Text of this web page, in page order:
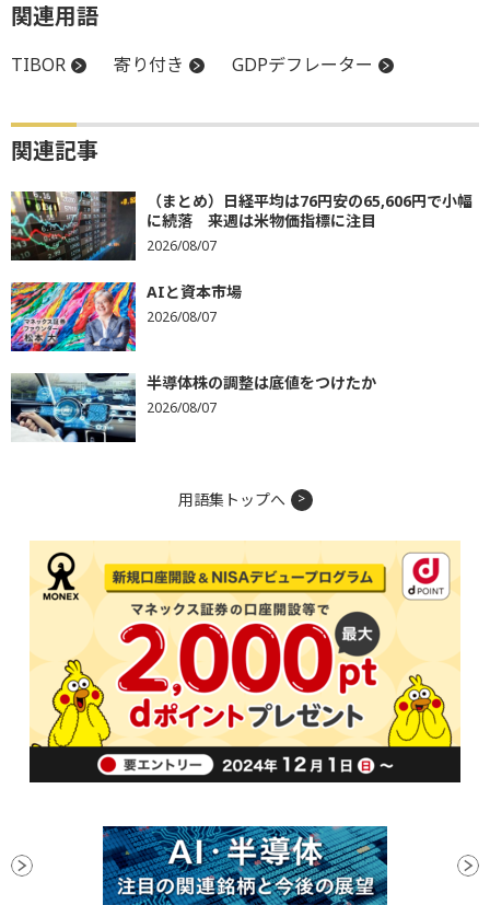
関連用語
TIBOR 寄り付き GDPデフレーター
関連記事
（まとめ）日経平均は76円安の65,606円で小幅
に続落 来週は米物価指標に注目
2026/08/07
AIと資本市場
2026/08/07
半導体株の調整は底値をつけたか
2026/08/07
用語集トップへ